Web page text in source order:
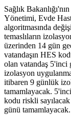
Sağlık
Yönetimi, Evde
algoritmasında
temaslıların
üzerinden 14 gün
vatandaşın HES
olan vatandaş 5'inci
izolasyon
itibaren 9 günlük
tamamlayacak. 5'inci
kodu riskli
günü tamamlayacak.